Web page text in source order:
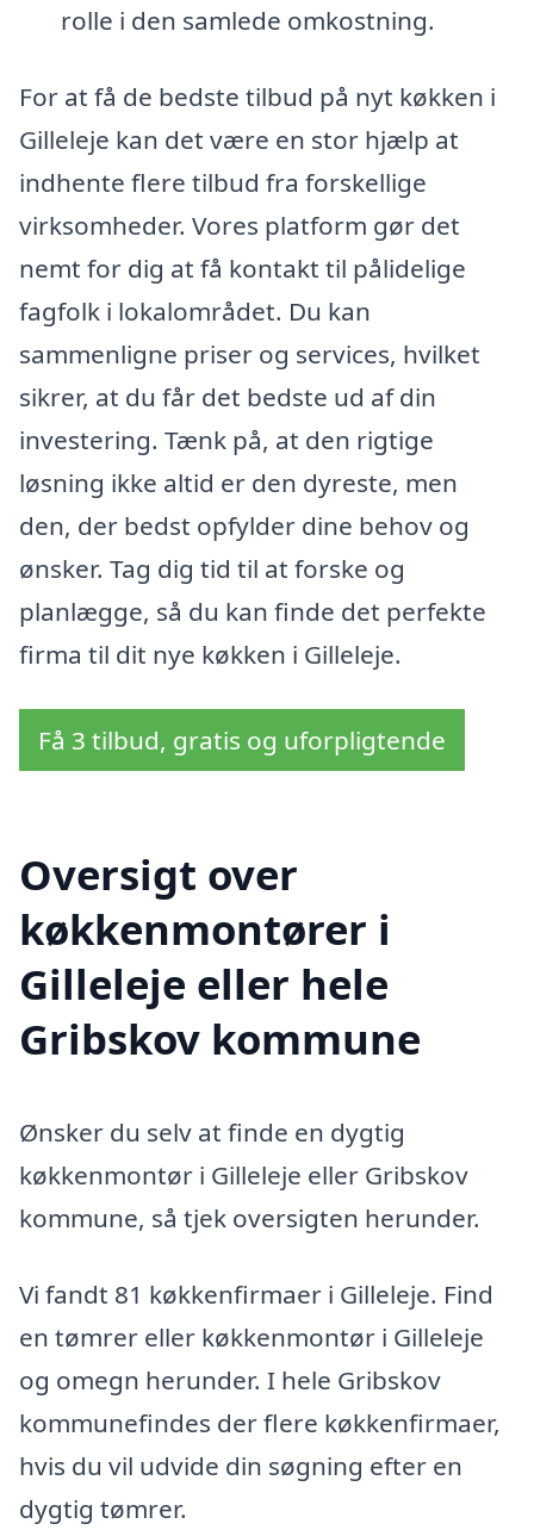
rolle i den samlede omkostning.
For at få de bedste tilbud på nyt køkken i
Gilleleje kan det være en stor hjælp at
indhente flere tilbud fra forskellige
virksomheder. Vores platform gør det
nemt for dig at få kontakt til pålidelige
fagfolk i lokalområdet. Du kan
sammenligne priser og services, hvilket
sikrer, at du får det bedste ud af din
investering. Tænk på, at den rigtige
løsning ikke altid er den dyreste, men
den, der bedst opfylder dine behov og
ønsker. Tag dig tid til at forske og
planlægge, så du kan finde det perfekte
firma til dit nye køkken i Gilleleje.
Få 3 tilbud, gratis og uforpligtende
Oversigt over
køkkenmontører i
Gilleleje eller hele
Gribskov kommune
Ønsker du selv at finde en dygtig
køkkenmontør i Gilleleje eller Gribskov
kommune, så tjek oversigten herunder.
Vi fandt 81 køkkenfirmaer i Gilleleje. Find
en tømrer eller køkkenmontør i Gilleleje
og omegn herunder. I hele Gribskov
kommunefindes der flere køkkenfirmaer,
hvis du vil udvide din søgning efter en
dygtig tømrer.